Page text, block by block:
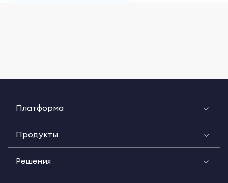
Платформа
Продукты
Решения